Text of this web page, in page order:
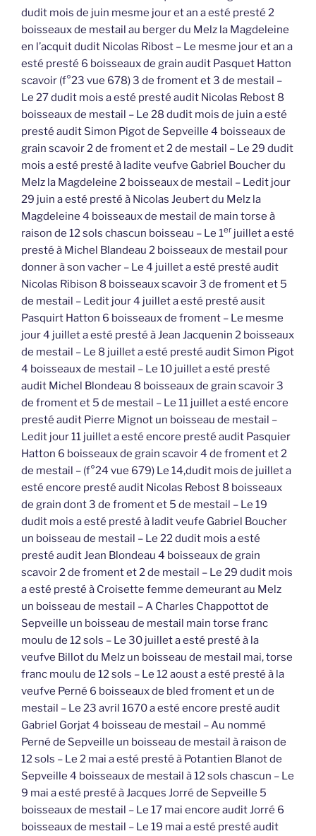
dudit mois de juin mesme jour et an a esté presté 2
boisseaux de mestail au berger du Melz la Magdeleine
en l’acquit dudit Nicolas Ribost – Le mesme jour et an a
esté presté 6 boisseaux de grain audit Pasquet Hatton
scavoir (f°23 vue 678) 3 de froment et 3 de mestail –
Le 27 dudit mois a esté presté audit Nicolas Rebost 8
boisseaux de mestail – Le 28 dudit mois de juin a esté
presté audit Simon Pigot de Sepveille 4 boisseaux de
grain scavoir 2 de froment et 2 de mestail – Le 29 dudit
mois a esté presté à ladite veufve Gabriel Boucher du
Melz la Magdeleine 2 boisseaux de mestail – Ledit jour
29 juin a esté presté à Nicolas Jeubert du Melz la
Magdeleine 4 boisseaux de mestail de main torse à
raison de 12 sols chascun boisseau – Le 1er juillet a esté
presté à Michel Blandeau 2 boisseaux de mestail pour
donner à son vacher – Le 4 juillet a esté presté audit
Nicolas Ribison 8 boisseaux scavoir 3 de froment et 5
de mestail – Ledit jour 4 juillet a esté presté ausit
Pasquirt Hatton 6 boisseaux de froment – Le mesme
jour 4 juillet a esté presté à Jean Jacquenin 2 boisseaux
de mestail – Le 8 juillet a esté presté audit Simon Pigot
4 boisseaux de mestail – Le 10 juillet a esté presté
audit Michel Blondeau 8 boisseaux de grain scavoir 3
de froment et 5 de mestail – Le 11 juillet a esté encore
presté audit Pierre Mignot un boisseau de mestail –
Ledit jour 11 juillet a esté encore presté audit Pasquier
Hatton 6 boisseaux de grain scavoir 4 de froment et 2
de mestail – (f°24 vue 679) Le 14,dudit mois de juillet a
esté encore presté audit Nicolas Rebost 8 boisseaux
de grain dont 3 de froment et 5 de mestail – Le 19
dudit mois a esté presté à ladit veufe Gabriel Boucher
un boisseau de mestail – Le 22 dudit mois a esté
presté audit Jean Blondeau 4 boisseaux de grain
scavoir 2 de froment et 2 de mestail – Le 29 dudit mois
a esté presté à Croisette femme demeurant au Melz
un boisseau de mestail – A Charles Chappottot de
Sepveille un boisseau de mestail main torse franc
moulu de 12 sols – Le 30 juillet a esté presté à la
veufve Billot du Melz un boisseau de mestail mai, torse
franc moulu de 12 sols – Le 12 aoust a esté presté à la
veufve Perné 6 boisseaux de bled froment et un de
mestail – Le 23 avril 1670 a esté encore presté audit
Gabriel Gorjat 4 boisseau de mestail – Au nommé
Perné de Sepveille un boisseau de mestail à raison de
12 sols – Le 2 mai a esté presté à Potantien Blanot de
Sepveille 4 boisseaux de mestail à 12 sols chascun – Le
9 mai a esté presté à Jacques Jorré de Sepveille 5
boisseaux de mestail – Le 17 mai encore audit Jorré 6
boisseaux de mestail – Le 19 mai a esté presté audit